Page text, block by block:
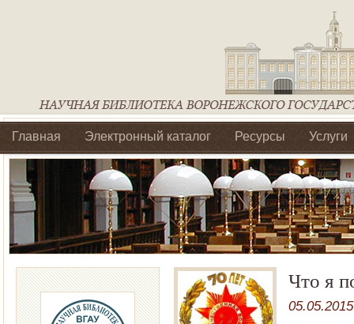
Главная Электронный каталог Ресурсы Услуги
Библиотеки регионального отделения Ассоциации
Что я
05.05.2015